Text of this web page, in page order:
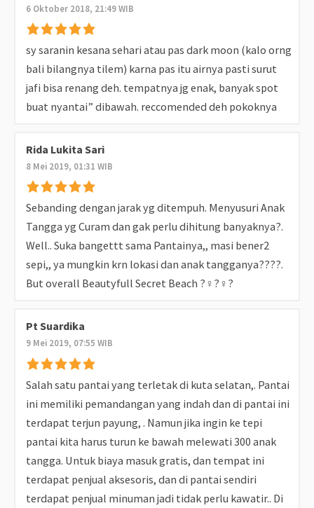
6 Oktober 2018, 21:49 WIB
sy saranin kesana sehari atau pas dark moon (kalo orng
bali bilangnya tilem) karna pas itu airnya pasti surut
jafi bisa renang deh. tempatnya jg enak, banyak spot
buat nyantai” dibawah. reccomended deh pokoknya
Rida Lukita Sari
8 Mei 2019, 01:31 WIB
Sebanding dengan jarak yg ditempuh. Menyusuri Anak
Tangga yg Curam dan gak perlu dihitung banyaknya?.
Well.. Suka bangettt sama Pantainya,, masi bener2
sepi,, ya mungkin krn lokasi dan anak tangganya????.
But overall Beautyfull Secret Beach ?‍♀️?‍♀️?
Pt Suardika
9 Mei 2019, 07:55 WIB
Salah satu pantai yang terletak di kuta selatan,. Pantai
ini memiliki pemandangan yang indah dan di pantai ini
terdapat terjun payung, . Namun jika ingin ke tepi
pantai kita harus turun ke bawah melewati 300 anak
tangga. Untuk biaya masuk gratis, dan tempat ini
terdapat penjual aksesoris, dan di pantai sendiri
terdapat penjual minuman jadi tidak perlu kawatir.. Di